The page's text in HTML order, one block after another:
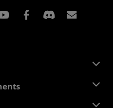
Facebook